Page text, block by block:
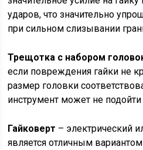
ударов, что значительно
при сильном слизывании
Трещотка с набором
если повреждения гайки не
размер головки
инструмент может не
Гайковерт – электрический
является отличным